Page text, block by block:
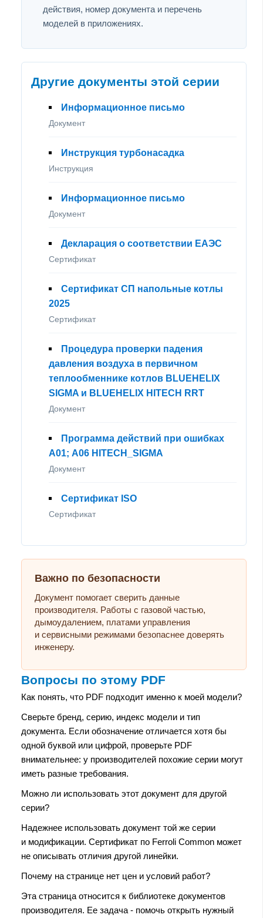
действия, номер документа и перечень
моделей в приложениях.
Другие документы этой серии
Информационное письмо
Документ
Инструкция турбонасадка
Инструкция
Информационное письмо
Документ
Декларация о соответствии ЕАЭС
Сертификат
Сертификат СП напольные котлы
2025
Сертификат
Процедура проверки падения
давления воздуха в первичном
теплообменнике котлов BLUEHELIX
SIGMA и BLUEHELIX HITECH RRT
Документ
Программа действий при ошибках
A01; А06 HITECH_SIGMA
Документ
Сертификат ISO
Сертификат
Важно по безопасности
Документ помогает сверить данные
производителя. Работы с газовой частью,
дымоудалением, платами управления
и сервисными режимами безопаснее доверять
инженеру.
Вопросы по этому PDF
Как понять, что PDF подходит именно к моей модели?
Сверьте бренд, серию, индекс модели и тип
документа. Если обозначение отличается хотя бы
одной буквой или цифрой, проверьте PDF
внимательнее: у производителей похожие серии могут
иметь разные требования.
Можно ли использовать этот документ для другой
серии?
Надежнее использовать документ той же серии
и модификации. Сертификат по Ferroli Common может
не описывать отличия другой линейки.
Почему на странице нет цен и условий работ?
Эта страница относится к библиотеке документов
производителя. Ее задача - помочь открыть нужный